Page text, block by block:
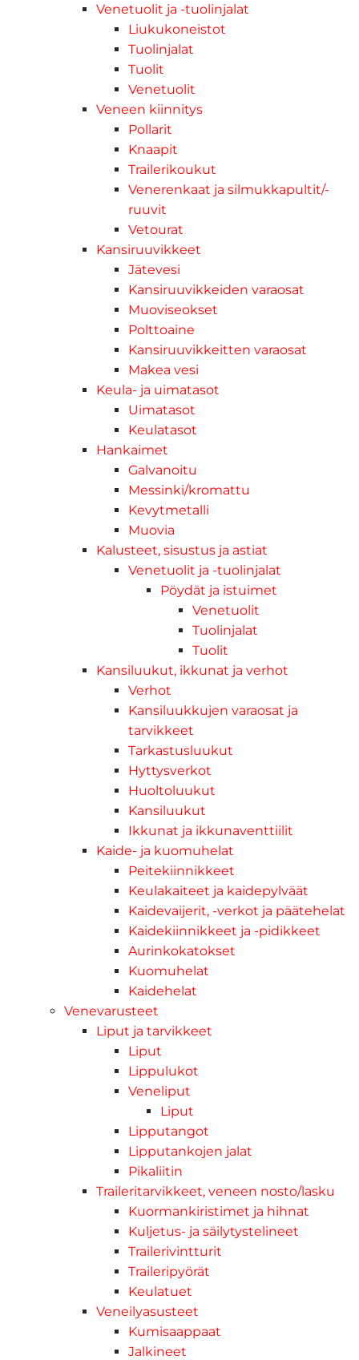
Venetuolit ja -tuolinjalat
Liukukoneistot
Tuolinjalat
Tuolit
Venetuolit
Veneen kiinnitys
Pollarit
Knaapit
Trailerikoukut
Venerenkaat ja silmukkapultit/-
ruuvit
Vetourat
Kansiruuvikkeet
Jätevesi
Kansiruuvikkeiden varaosat
Muoviseokset
Polttoaine
Kansiruuvikkeitten varaosat
Makea vesi
Keula- ja uimatasot
Uimatasot
Keulatasot
Hankaimet
Galvanoitu
Messinki/kromattu
Kevytmetalli
Muovia
Kalusteet, sisustus ja astiat
Venetuolit ja -tuolinjalat
Pöydät ja istuimet
Venetuolit
Tuolinjalat
Tuolit
Kansiluukut, ikkunat ja verhot
Verhot
Kansiluukkujen varaosat ja
tarvikkeet
Tarkastusluukut
Hyttysverkot
Huoltoluukut
Kansiluukut
Ikkunat ja ikkunaventtiilit
Kaide- ja kuomuhelat
Peitekiinnikkeet
Keulakaiteet ja kaidepylväät
Kaidevaijerit, -verkot ja päätehelat
Kaidekiinnikkeet ja -pidikkeet
Aurinkokatokset
Kuomuhelat
Kaidehelat
Venevarusteet
Liput ja tarvikkeet
Liput
Lippulukot
Veneliput
Liput
Lipputangot
Lipputankojen jalat
Pikaliitin
Traileritarvikkeet, veneen nosto/lasku
Kuormankiristimet ja hihnat
Kuljetus- ja säilytystelineet
Trailerivintturit
Traileripyörät
Keulatuet
Veneilyasusteet
Kumisaappaat
Jalkineet